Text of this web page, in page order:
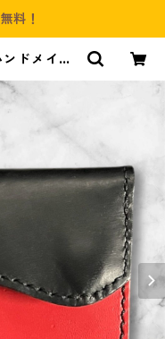
料！
ドメイド
布 ブラッ
Booth